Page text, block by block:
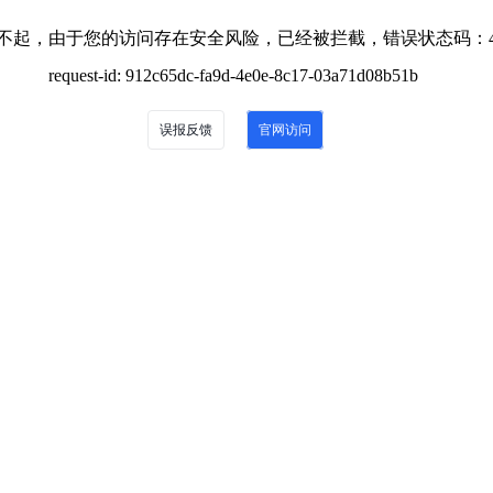
起，由于您的访问存在安全风险，已经被拦截，错误状态码：
request-id: 912c65dc-fa9d-4e0e-8c17-03a71d08b51b
误报反馈 官网访问